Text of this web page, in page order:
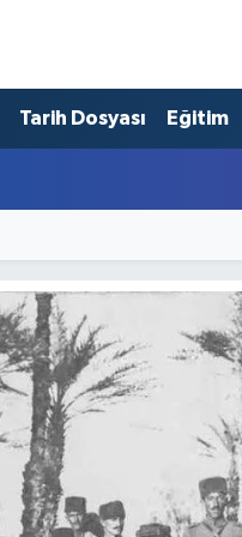
Tarih Dosyası Eğitim